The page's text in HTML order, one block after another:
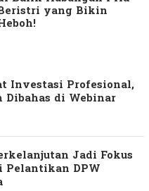
yang Bikin
Investasi Profesional,
di Webinar
Jadi Fokus
Pelantikan DPW